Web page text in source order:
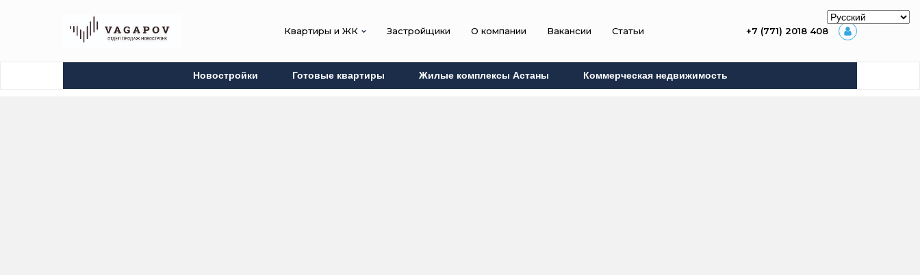
Квартиры и ЖК Застройщики О компании Вакансии Статьи +7 (771) 2018 408
Новостройки Готовые квартиры Жилые комплексы Астаны Коммерческая недвижимость